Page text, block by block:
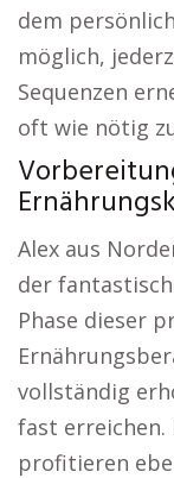
dem
möglich,
Sequenzen
oft wie nötig
Alex aus
der
Phase dieser
vollständig
fast erreichen.
profitieren